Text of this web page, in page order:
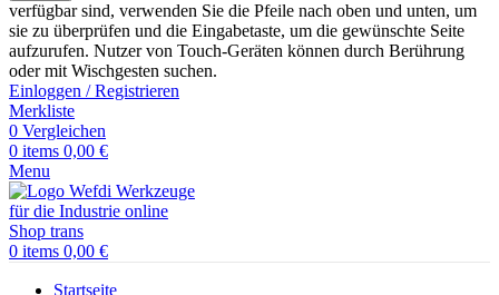
verfügbar sind, verwenden Sie die Pfeile nach oben und unten, um
sie zu überprüfen und die Eingabetaste, um die gewünschte Seite
aufzurufen. Nutzer von Touch-Geräten können durch Berührung
oder mit Wischgesten suchen.
Einloggen / Registrieren
Merkliste
0 Vergleichen
0 items 0,00 €
Menu
0 items 0,00 €
Startseite